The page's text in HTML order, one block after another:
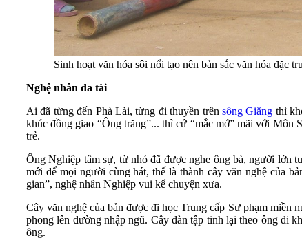
Sinh hoạt văn hóa sôi nổi tạo nên bản sắc văn hóa đặc
Nghệ nhân đa tài
Ai đã từng đến Phà Lài, từng đi thuyền trên sông Giăng thì
khúc đồng giao “Ông trăng”... thì cứ “mắc mớ” mãi với
trẻ.
Ông Nghiệp tâm sự, từ nhỏ đã được nghe ông bà, người lớn
mới để mọi người cùng hát, thế là thành cây văn nghệ của
gian”, nghệ nhân Nghiệp vui kể chuyện xưa.
Cây văn nghệ của bản được đi học Trung cấp Sư phạm miền
phong lên đường nhập ngũ. Cây đàn tập tinh lại theo ông đi
ông.